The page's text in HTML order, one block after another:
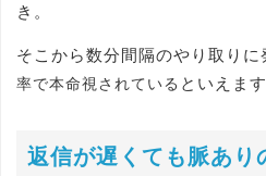
き。
そこから数分間隔のやり取りに
率で本命視されている といえます
返信が遅くても脈あり